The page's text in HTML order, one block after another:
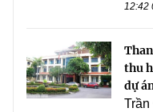
12:42
thu
dự
Trần